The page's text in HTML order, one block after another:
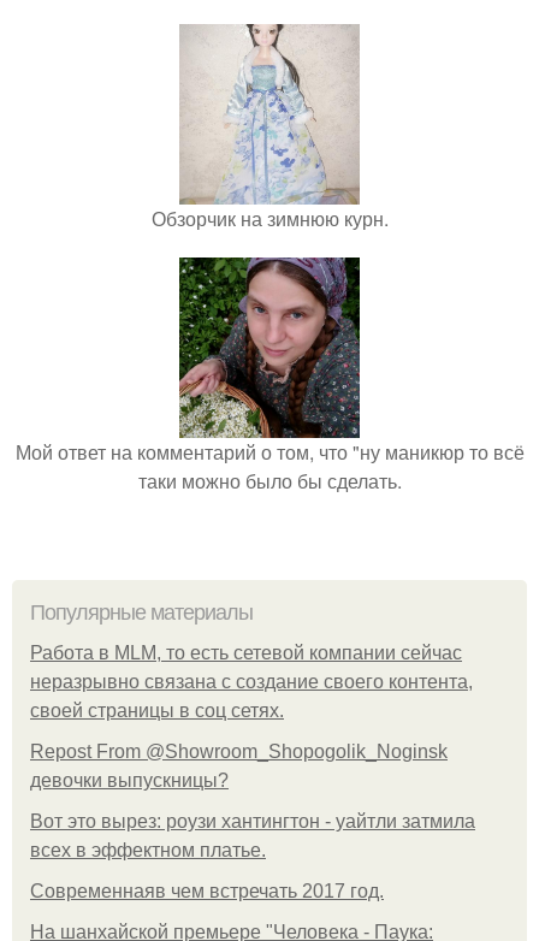
Обзорчик на зимнюю курн.
Мой ответ на комментарий о том, что "ну маникюр то всё
таки можно было бы сделать.
Популярные материалы
Работа в MLM, то есть сетевой компании сейчас
неразрывно связана с создание своего контента,
своей страницы в соц сетях.
Repost From @Showroom_Shopogolik_Noginsk
девочки выпускницы?
Вот это вырез: роузи хантингтон - уайтли затмила
всех в эффектном платьe.
Современнаяв чем встречать 2017 год.
На шанхайской премьере "Человека - Паука: